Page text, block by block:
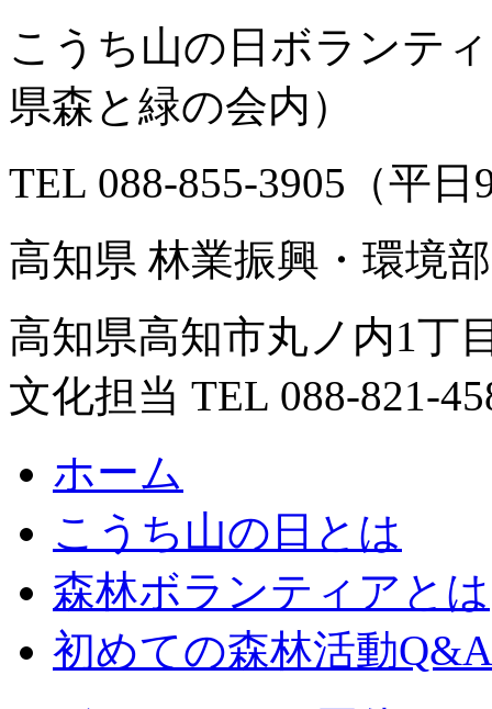
こうち山の日ボランテ
県森と緑の会内）
TEL 088-855-3905（平日
高知県 林業振興・環境
高知県高知市丸ノ内1丁
文化担当 TEL 088-821-
ホーム
こうち山の日とは
森林ボランティアとは
初めての森林活動Q&A